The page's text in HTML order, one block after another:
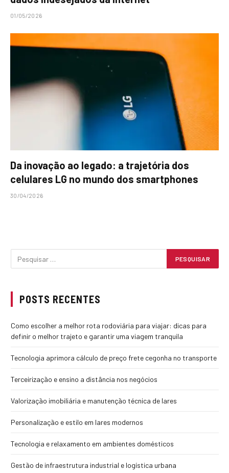
01/05/2026
Da inovação ao legado: a trajetória dos
celulares LG no mundo dos smartphones
30/04/2026
POSTS RECENTES
Como escolher a melhor rota rodoviária para viajar: dicas para
definir o melhor trajeto e garantir uma viagem tranquila
Tecnologia aprimora cálculo de preço frete cegonha no transporte
Terceirização e ensino a distância nos negócios
Valorização imobiliária e manutenção técnica de lares
Personalização e estilo em lares modernos
Tecnologia e relaxamento em ambientes domésticos
Gestão de infraestrutura industrial e logística urbana